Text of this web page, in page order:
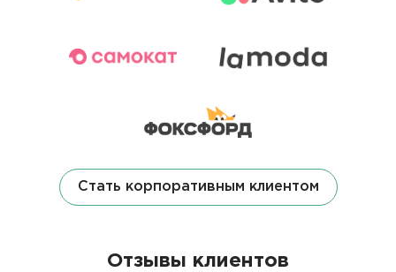
Стать корпоративным клиентом
Отзывы клиентов